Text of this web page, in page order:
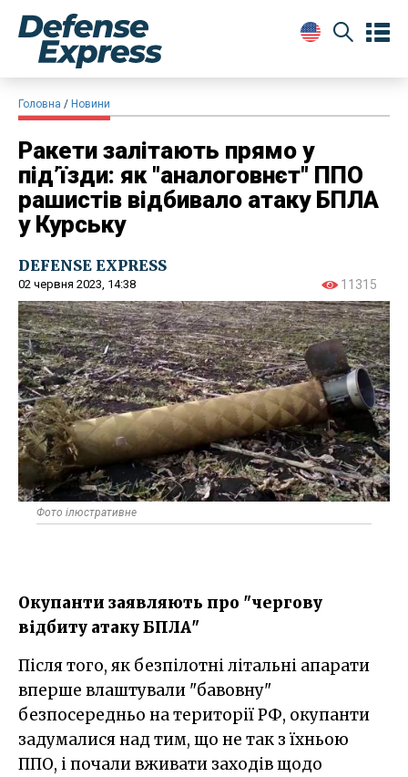
Головна Новини
Ракети залітають прямо у
під’їзди: як "аналоговнєт" ППО
рашистів відбивало атаку БПЛА
у Курську
DEFENSE EXPRESS
02 червня 2023, 14:38 11315
Фото ілюстративне
Окупанти заявляють про "чергову
відбиту атаку БПЛА"
Після того, як безпілотні літальні апарати
вперше влаштували "бавовну"
безпосередньо на території РФ, окупанти
задумалися над тим, що не так з їхньою
ППО, і почали вживати заходів щодо